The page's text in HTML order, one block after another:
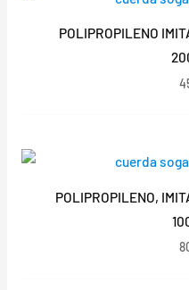
POLIPROPILENO
POLIPROPILENO,